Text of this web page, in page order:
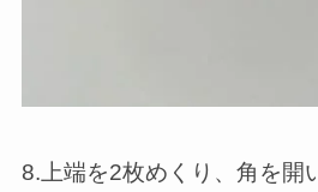
8.上端を2枚めくり、角を開